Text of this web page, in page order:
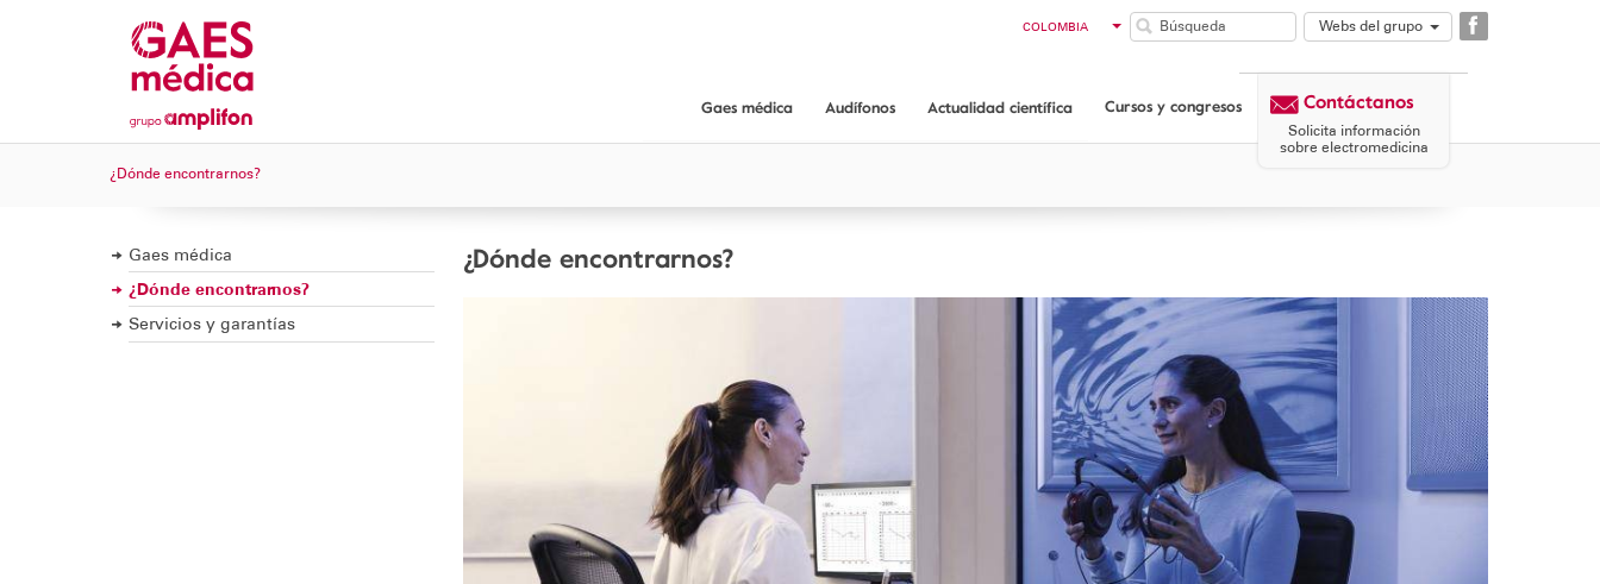
Webs del grupo
COMUNIDAD
GAES
MICROSON
COLOMBIA
PANAMÁ
Gaes médica
¿Dónde encontrarnos?
Audífonos Actualidad científica
App ORL guide
Cursos y congresos Contáctanos
Solicita información
sobre electromedicina
¿Dónde encontrarnos?
Gaes médica
¿Dónde encontrarnos?
Servicios y garantías
¿Dónde encontrarnos?